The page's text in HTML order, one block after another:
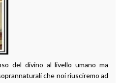
del divino al livello umano ma
che noi riusciremo ad